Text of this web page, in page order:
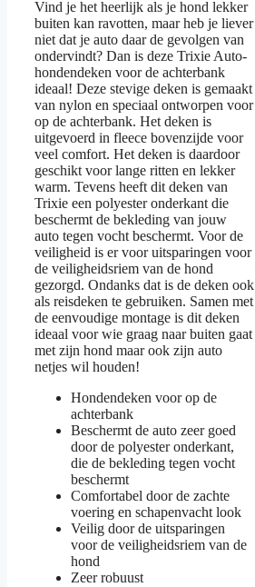
Vind je het heerlijk als je hond lekker
buiten kan ravotten, maar heb je liever
niet dat je auto daar de gevolgen van
ondervindt? Dan is deze Trixie Auto-
hondendeken voor de achterbank
ideaal! Deze stevige deken is gemaakt
van nylon en speciaal ontworpen voor
op de achterbank. Het deken is
uitgevoerd in fleece bovenzijde voor
veel comfort. Het deken is daardoor
geschikt voor lange ritten en lekker
warm. Tevens heeft dit deken van
Trixie een polyester onderkant die
beschermt de bekleding van jouw
auto tegen vocht beschermt. Voor de
veiligheid is er voor uitsparingen voor
de veiligheidsriem van de hond
gezorgd. Ondanks dat is de deken ook
als reisdeken te gebruiken. Samen met
de eenvoudige montage is dit deken
ideaal voor wie graag naar buiten gaat
met zijn hond maar ook zijn auto
netjes wil houden!
Hondendeken voor op de
achterbank
Beschermt de auto zeer goed
door de polyester onderkant,
die de bekleding tegen vocht
beschermt
Comfortabel door de zachte
voering en schapenvacht look
Veilig door de uitsparingen
voor de veiligheidsriem van de
hond
Zeer robuust